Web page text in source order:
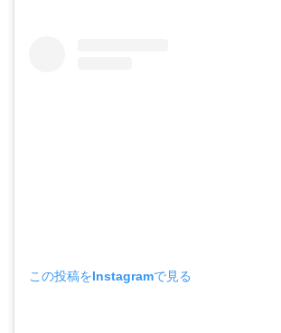
この投稿をInstagramで見る